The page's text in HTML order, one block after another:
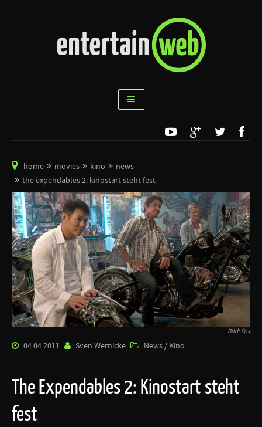
home movies kino
news
the expendables 2: kinostart steht fest
Bild: Fox
04.04.2011 Sven Wernicke News / Kino
The Expendables 2: Kinostart steht
fest